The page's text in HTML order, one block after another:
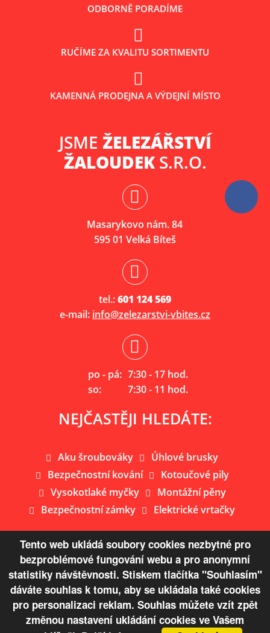
ODBORNĚ PORADÍME
RUČÍME ZA KVALITU SORTIMENTU
KAMENNÁ PRODEJNA A VÝDEJNÍ MÍSTO
JSME ŽELEZÁŘSTVÍ
ŽALOUDEKS.R.O.
Masarykovo nám. 84
595 01 Velká Bíteš
tel.:601 124 569
e-mail: info@zelezarstvi-vbites.cz
po - pá: 7:30 - 17 hod.
so:
7:30 - 11 hod.
NEJČASTĚJI HLEDÁTE:
Aku šroubováky
Úhlové brusky
Bezpečnostní kování
Kotoučové pily
Vysokotlaké myčky
Montážní pěny
Bezpečnostní zámky
Elektrické vrtačky
Mapa webu
© Copyright 2026 Železářství Žaloudek s.r.o.
Tento web ukládá soubory cookies nezbytné pro
bezproblémové fungování webu a pro anonymní
statistiky návštěvnosti. Stiskem tlačítka "Souhlasím"
dáváte souhlas k tomu, aby se ukládala také cookies
pro personalizaci reklam. Souhlas můžete vzít zpět
změnou nastavení ukládání cookies ve Vašem